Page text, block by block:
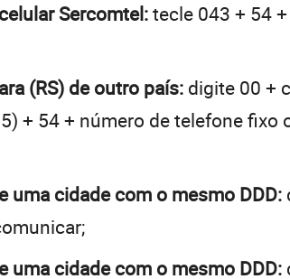
Sercomtel:tecle 043 + 54
(RS) de outro país: digite 00 +
+ 54 + número de telefone
uma cidade com o mesmo DDD:
uma cidade com o mesmo DDD: